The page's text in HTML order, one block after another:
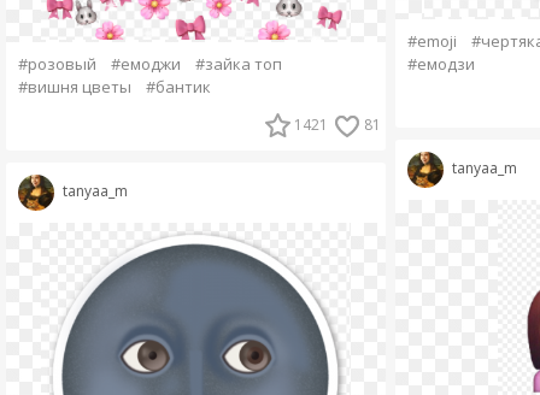
#розовый #емоджи
#зайка топ
#вишня цветы
#бантик
1421 81
tanyaa_m
#emoji
#емодзи
tanyaa_m